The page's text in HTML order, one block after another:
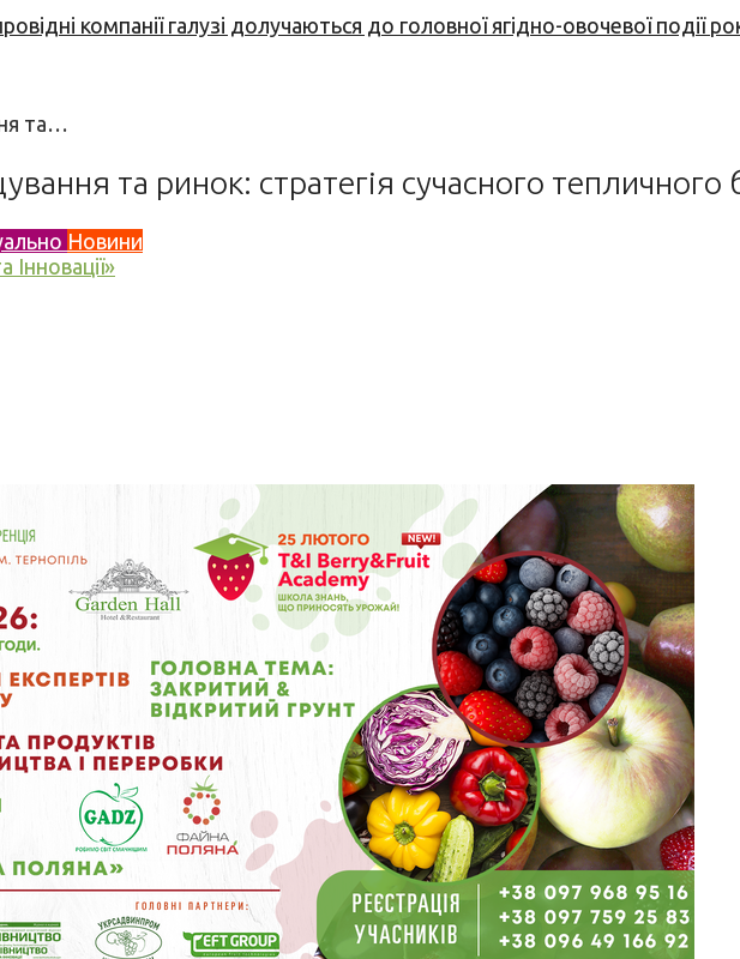
компанії галузі долучаються до головної ягідно-овочевої події
та…
та ринок: стратегія сучасного тепличного
Новини
Інновації»